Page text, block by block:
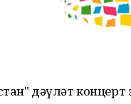
дәүләт